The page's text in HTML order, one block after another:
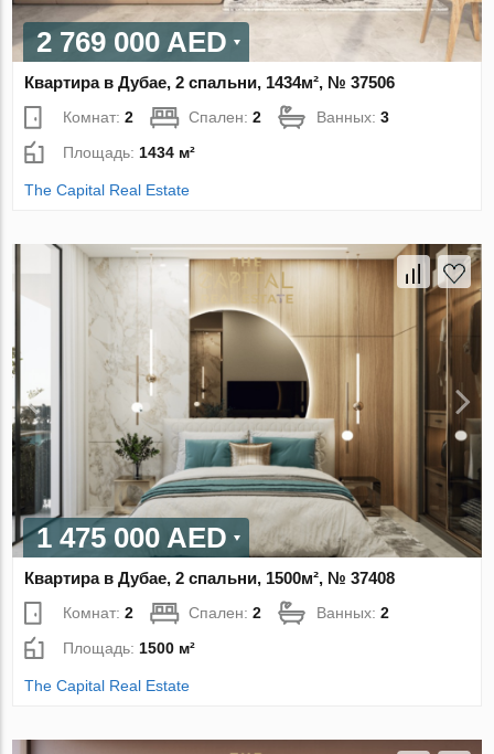
2 769 000 AED
Квартира в Дубае, 2 спальни, 1434м², № 37506
Комнат:2 Спален:2 Ванных:3
Площадь:1434 м²
The Capital Real Estate
1 475 000 AED
Квартира в Дубае, 2 спальни, 1500м², № 37408
Комнат:2 Спален:2 Ванных:2
Площадь: 1500 м²
The Capital Real Estate